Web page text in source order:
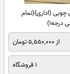
چوبی (اداری)(تمام
درجه۱)
از 5,550,000 تومان
1 فروشگاه